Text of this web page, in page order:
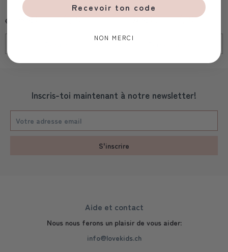
CHF 19,90 CHF 4,90 CHF 7,90
Inscris-toi maintenant à notre newsletter!
S'inscrire
Aide et contact
Nous nous ferons un plaisir de vous aider:
info@lovekids.ch
Recevoir ton code
NON MERCI